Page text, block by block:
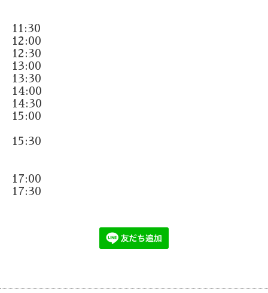
11:30
12:00
12:30
13:00
13:30
14:00
14:30
15:00
15:30
17:00
17:30